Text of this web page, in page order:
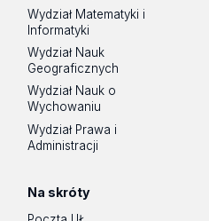
Wydział Matematyki i
Informatyki
Wydział Nauk
Geograficznych
Wydział Nauk o
Wychowaniu
Wydział Prawa i
Administracji
Na skróty